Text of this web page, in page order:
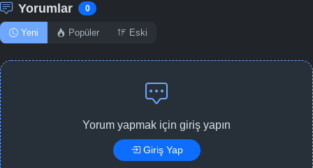
Yorumlar 0
Yeni Popüler Eski
Yorum yapmak için giriş yapın
Giriş Yap